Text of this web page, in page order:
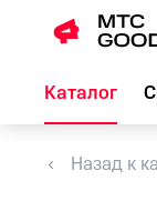
Каталог
Назад к